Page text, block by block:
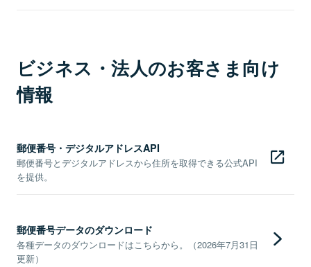
ビジネス・法人のお客さま向け
情報
郵便番号・デジタルアドレスAPI
郵便番号とデジタルアドレスから住所を取得できる公式API
を提供。
郵便番号データのダウンロード
各種データのダウンロードはこちらから。（2026年7月31日
更新）